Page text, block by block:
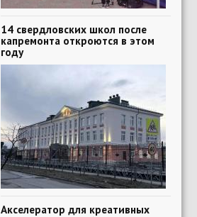
14 свердловских школ после
капремонта откроются в этом
году
Акселератор для креативных